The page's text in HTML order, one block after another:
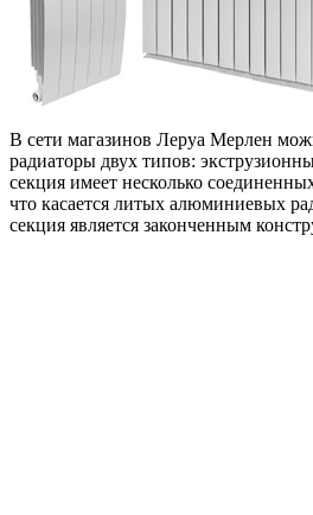
В сети магазинов Леруа Мерлен
радиаторы двух типов:
секция имеет несколько
что касается литых алюминиевых
секция является законченным